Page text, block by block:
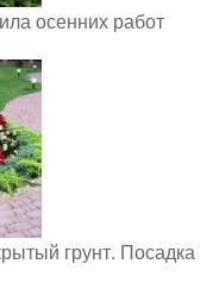
осенних работ
грунт. Посадка